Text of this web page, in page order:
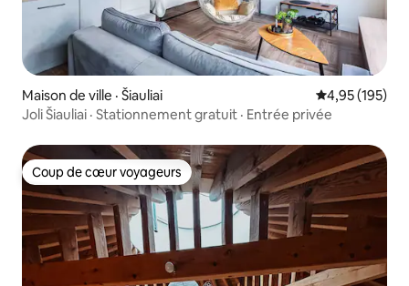
Maison de ville · Šiauliai Note
4,95 (195)
Joli Šiauliai · Stationnement gratuit · Entrée privée
Coup de cœur voyageurs
Coup de cœur voyageurs